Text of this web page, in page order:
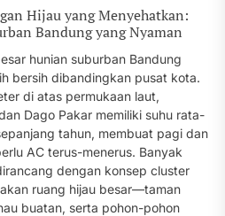
Hijau yang Menyehatkan:
Bandung yang Nyaman
hunian suburban Bandung
bersih dibandingkan pusat kota.
di atas permukaan laut,
Dago Pakar memiliki suhu rata-
tahun, membuat pagi dan
AC terus-menerus. Banyak
dengan konsep cluster
ruang hijau besar—taman
buatan, serta pohon-pohon